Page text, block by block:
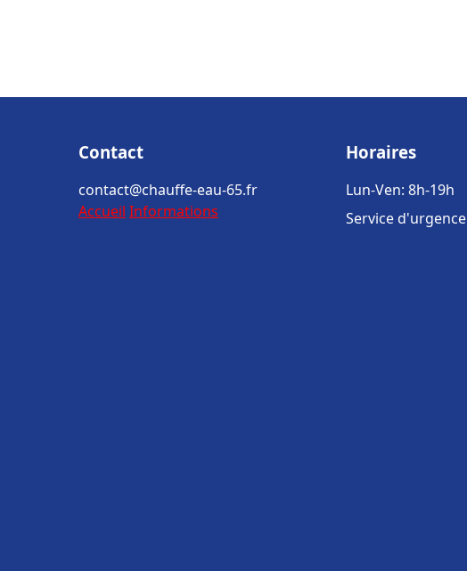
Contact
contact@chauffe-eau-65.fr
Accueil Informations
Horaires
Lun-Ven: 8h-19h
Service